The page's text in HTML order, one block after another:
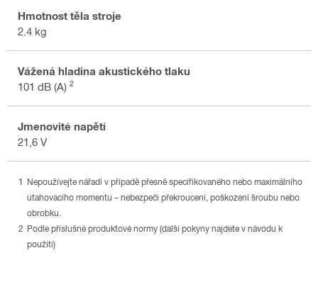
Hmotnost těla stroje
2.4 kg
Vážená hladina akustického tlaku
101 dB (A) 2
Jmenovité napětí
21,6 V
Nepoužívejte nářadí v případě přesně specifikovaného nebo maximálního
utahovacího momentu – nebezpečí překroucení, poškození šroubu nebo
obrobku.
Podle příslušné produktové normy (další pokyny najdete v návodu k
použití)